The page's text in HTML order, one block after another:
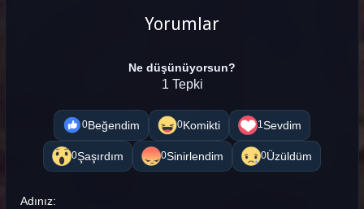
Yorumlar
Ne düşünüyorsun?
1 Tepki
0Beğendim 0Komikti 1Sevdim
0Şaşırdım 0Sinirlendim 0Üzüldüm
Adınız: